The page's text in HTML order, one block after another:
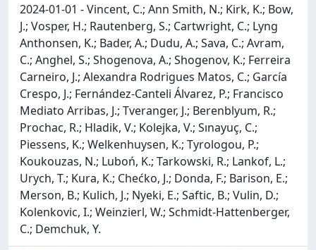
2024-01-01 - Vincent, C.; Ann Smith, N.; Kirk, K.; Bow,
J.; Vosper, H.; Rautenberg, S.; Cartwright, C.; Lyng
Anthonsen, K.; Bader, A.; Dudu, A.; Sava, C.; Avram,
C.; Anghel, S.; Shogenova, A.; Shogenov, K.; Ferreira
Carneiro, J.; Alexandra Rodrigues Matos, C.; García
Crespo, J.; Fernández-Canteli Álvarez, P.; Francisco
Mediato Arribas, J.; Tveranger, J.; Berenblyum, R.;
Prochac, R.; Hladik, V.; Kolejka, V.; Sınayuç, C.;
Piessens, K.; Welkenhuysen, K.; Tyrologou, P.;
Koukouzas, N.; Luboń, K.; Tarkowski, R.; Lankof, L.;
Urych, T.; Kura, K.; Chećko, J.; Donda, F.; Barison, E.;
Merson, B.; Kulich, J.; Nyeki, E.; Saftic, B.; Vulin, D.;
Kolenkovic, I.; Weinzierl, W.; Schmidt-Hattenberger,
C.; Demchuk, Y.